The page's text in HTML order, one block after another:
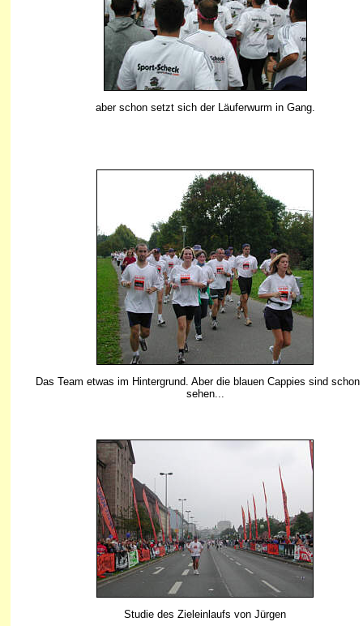
aber schon setzt sich der Läuferwurm in Gang.
Das Team etwas im Hintergrund. Aber die blauen Cappies sind schon
sehen...
Studie des Zieleinlaufs von Jürgen